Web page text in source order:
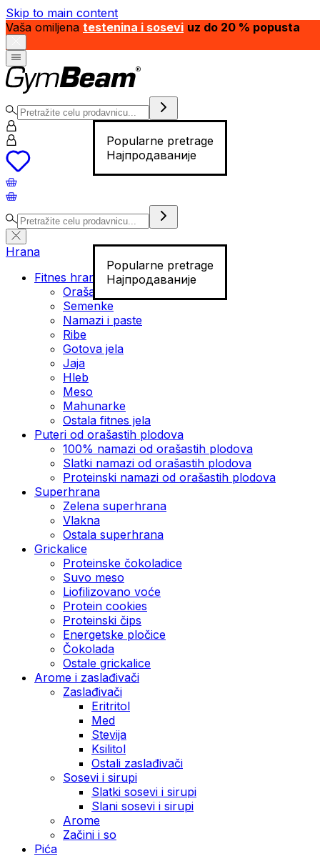
Skip to main content
Vaša omiljena testenina i sosevi uz do 20 % popusta
Popularne pretrage
Најпродаваније
Popularne pretrage
Најпродаваније
Hrana
Fitnes hrana
Orašasti plodovi
Semenke
Namazi i paste
Ribe
Gotova jela
Јаја
Hleb
Meso
Mahunarke
Ostala fitnes jela
Puteri od orašastih plodova
100% namazi od orašastih plodova
Slatki namazi od orašastih plodova
Proteinski namazi od orašastih plodova
Superhrana
Zelena superhrana
Vlakna
Ostala superhrana
Grickalice
Proteinske čokoladice
Suvo meso
Liofilizovano voće
Protein cookies
Proteinski čips
Energetske pločice
Čokolada
Ostale grickalice
Arome i zaslađivači
Zaslađivači
Eritritol
Med
Stevija
Ksilitol
Ostali zaslađivači
Sosevi i sirupi
Slatki sosevi i sirupi
Slani sosevi i sirupi
Arome
Začini i so
Pića